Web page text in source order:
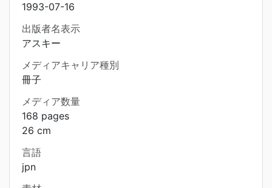
1993-07-16
出版者名表示
アスキー
メディアキャリア種別
冊子
メディア数量
168 pages
26 cm
言語
jpn